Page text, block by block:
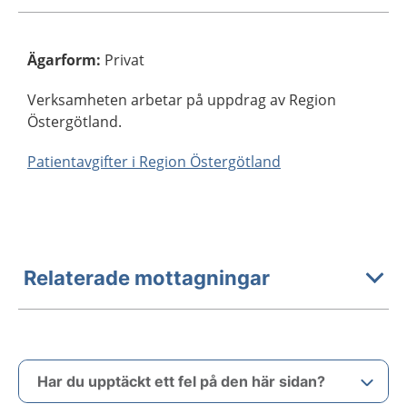
Ägarform: Privat
Verksamheten arbetar på uppdrag av Region
Östergötland.
Patientavgifter i Region Östergötland
Relaterade mottagningar
Har du upptäckt ett fel på den här sidan?